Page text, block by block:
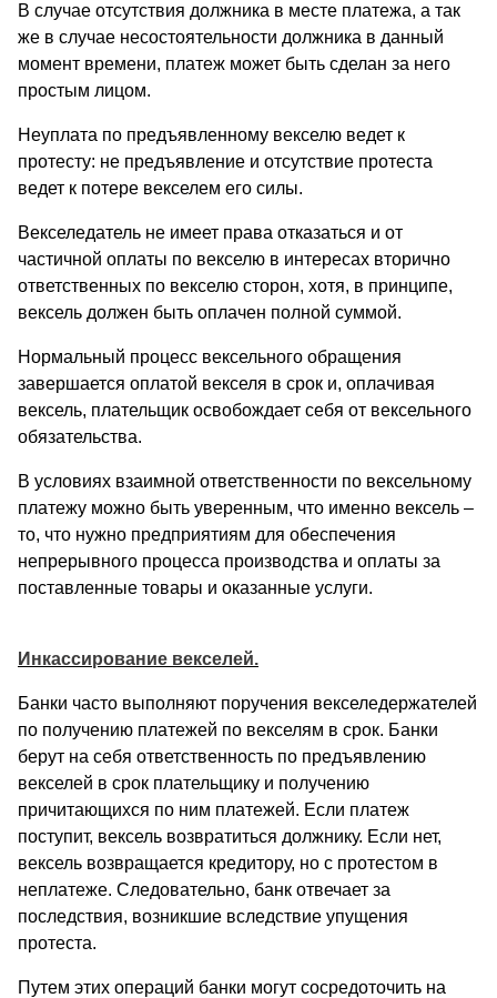
В случае отсутствия должника в месте платежа, а так
же в случае несостоятельности должника в данный
момент времени, платеж может быть сделан за него
простым лицом.
Неуплата по предъявленному векселю ведет к
протесту: не предъявление и отсутствие протеста
ведет к потере векселем его силы.
Векселедатель не имеет права отказаться и от
частичной оплаты по векселю в интересах вторично
ответственных по векселю сторон, хотя, в принципе,
вексель должен быть оплачен полной суммой.
Нормальный процесс вексельного обращения
завершается оплатой векселя в срок и, оплачивая
вексель, плательщик освобождает себя от вексельного
обязательства.
В условиях взаимной ответственности по вексельному
платежу можно быть уверенным, что именно вексель –
то, что нужно предприятиям для обеспечения
непрерывного процесса производства и оплаты за
поставленные товары и оказанные услуги.
Инкассирование векселей.
Банки часто выполняют поручения векселедержателей
по получению платежей по векселям в срок. Банки
берут на себя ответственность по предъявлению
векселей в срок плательщику и получению
причитающихся по ним платежей. Если платеж
поступит, вексель возвратиться должнику. Если нет,
вексель возвращается кредитору, но с протестом в
неплатеже. Следовательно, банк отвечает за
последствия, возникшие вследствие упущения
протеста.
Путем этих операций банки могут сосредоточить на